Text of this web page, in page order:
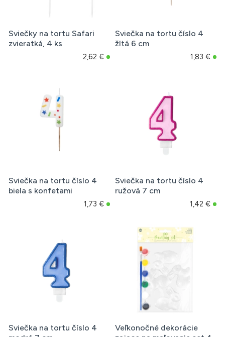
Sviečky na tortu Safari
zvieratká, 4 ks
2,62 €
Sviečka na tortu číslo 4
žltá 6 cm
1,83 €
Sviečka na tortu číslo 4
biela s konfetami
1,73 €
Sviečka na tortu číslo 4
ružová 7 cm
1,42 €
Sviečka na tortu číslo 4
Veľkonočné dekorácie